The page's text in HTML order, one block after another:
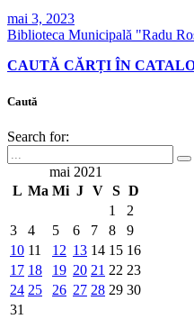
mai 3, 2023
Biblioteca Municipală "Radu
CAUTĂ CĂRȚI ÎN
Caută
Search for:
mai 2021
L Ma Mi J V S D
1
2
3
4 5 6 7 8
9
10 11 12 13 14 15 16
17 18 19 20 21 22 23
24 25 26 27 28 29 30
31